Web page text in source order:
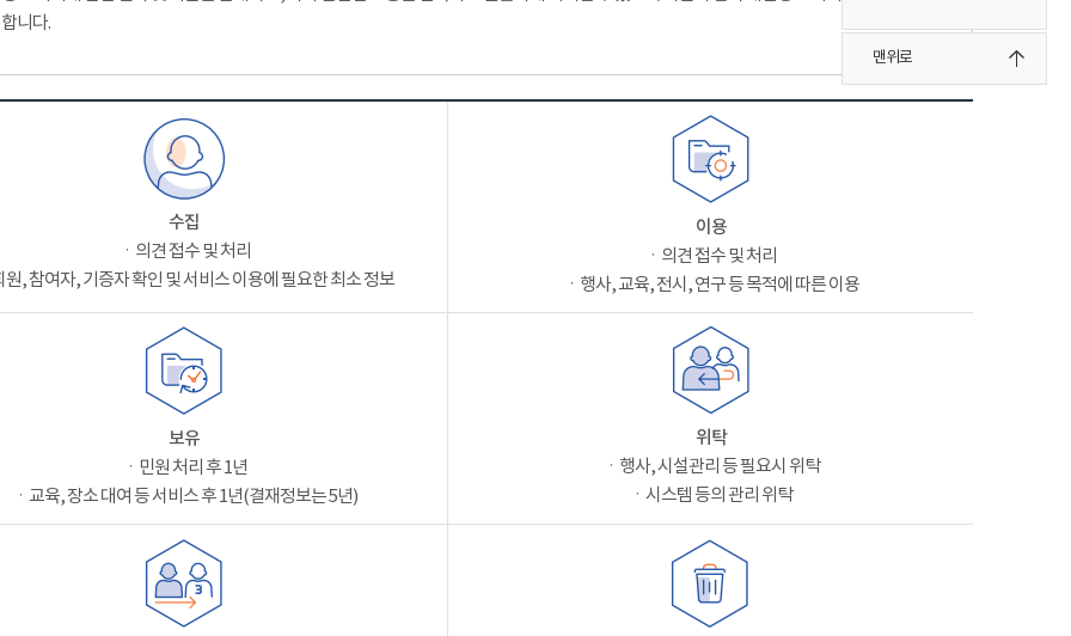
맨위로
니다.
수집
ㆍ의견 접수 및 처리
원, 참여자, 기증자 확인 및 서비스 이용에 필요한 최소 정보
이용
ㆍ의견 접수 및 처리
ㆍ행사, 교육, 전시, 연구 등 목적에 따른 이용
보유
ㆍ민원 처리 후 1년
ㆍ교육, 장소 대여 등 서비스 후 1년(결재정보는 5년)
위탁
ㆍ행사, 시설관리 등 필요시 위탁
ㆍ시스템 등의 관리 위탁